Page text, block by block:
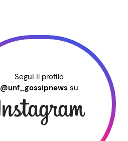
Segui il profilo
@unf_gossipnews su